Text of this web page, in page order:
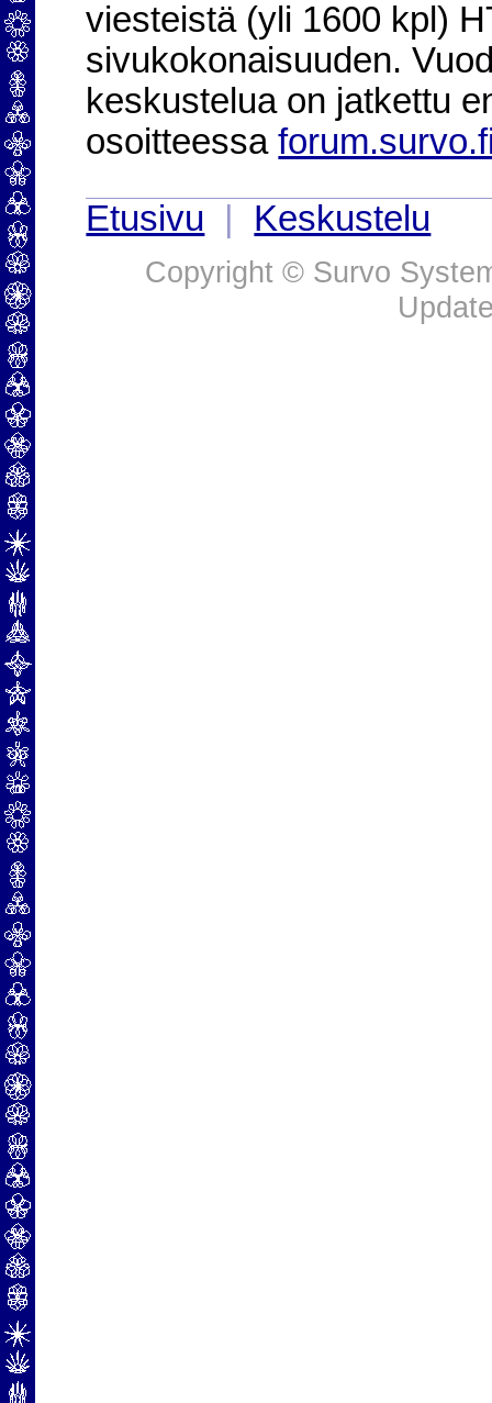
viesteistä (yli 1600 kpl)
sivukokonaisuuden.
keskustelua on jatkettu
osoitteessa
Etusivu
Keskustelu
Copyright © Survo